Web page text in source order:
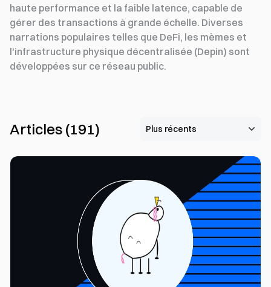
haute performance et la faible latence, capable de
gérer des transactions à grande échelle. Diverses
narrations populaires telles que DeFi, les mèmes et
l'infrastructure physique décentralisée (Depin) sont
développées sur ce réseau public.
Articles (191)